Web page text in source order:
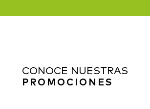
CONOCE NUESTRAS
PROMOCIONES